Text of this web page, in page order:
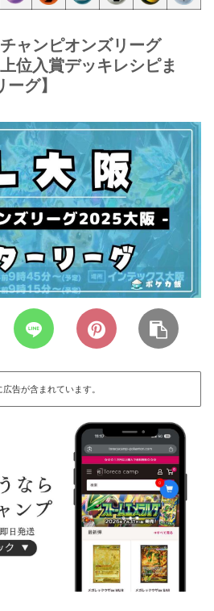
ャンピオンズリーグ
位入賞デッキレシピま
グ】
告が含まれています。